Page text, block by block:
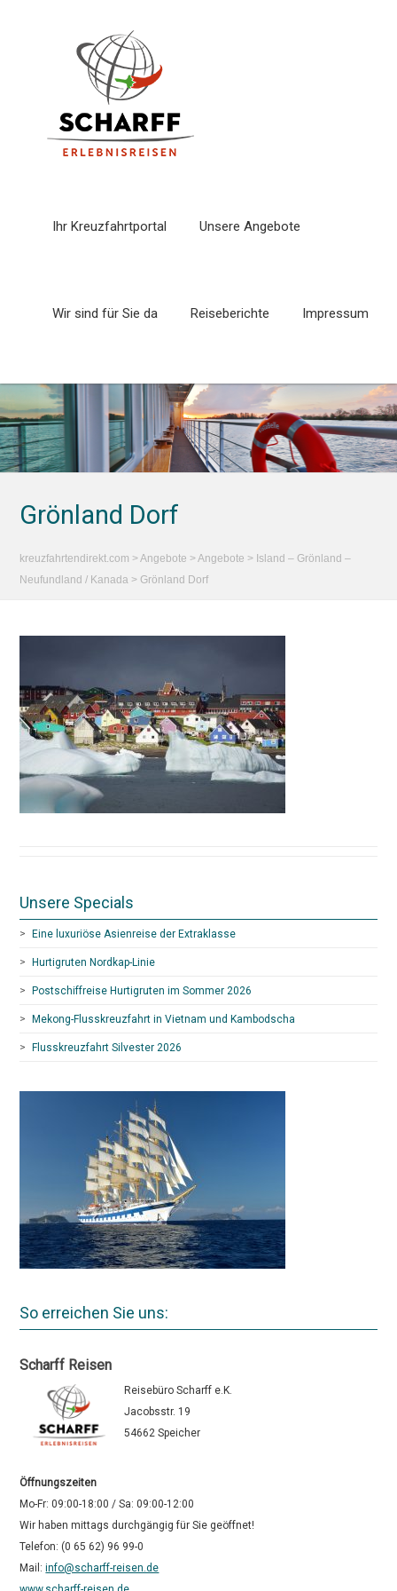
Ihr Kreuzfahrtportal Unsere Angebote
Wir sind für Sie da Reiseberichte Impressum
Grönland Dorf
kreuzfahrtendirekt.com >Angebote >Angebote > Island – Grönland –
Neufundland / Kanada >Grönland Dorf
Unsere Specials
Eine luxuriöse Asienreise der Extraklasse
Hurtigruten Nordkap-Linie
Postschiffreise Hurtigruten im Sommer 2026
Mekong-Flusskreuzfahrt in Vietnam und Kambodscha
Flusskreuzfahrt Silvester 2026
So erreichen Sie uns:
Scharff Reisen
Reisebüro Scharff e.K.
Jacobsstr. 19
54662 Speicher
Öffnungszeiten
Mo-Fr: 09:00-18:00 / Sa: 09:00-12:00
Wir haben mittags durchgängig für Sie geöffnet!
Telefon: (0 65 62) 96 99-0
Mail:info@scharff-reisen.de